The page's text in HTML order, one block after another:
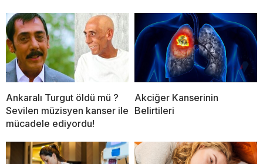
Ankaralı Turgut öldü mü ?
Sevilen müzisyen kanser ile
mücadele ediyordu!
Akciğer Kanserinin
Belirtileri